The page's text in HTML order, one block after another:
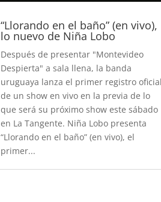
“Llorando en el baño” (en vivo),
lo nuevo de Niña Lobo
Después de presentar "Montevideo
Despierta" a sala llena, la banda
uruguaya lanza el primer registro oficial
de un show en vivo en la previa de lo
que será su próximo show este sábado
en La Tangente. Niña Lobo presenta
“Llorando en el baño” (en vivo), el
primer...